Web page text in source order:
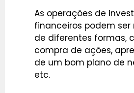
As operações de
financeiros podem ser
de diferentes formas,
compra de ações,
de um bom plano de
etc.